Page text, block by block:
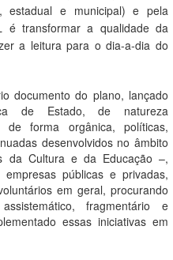
estadual e municipal) e pela
é transformar a qualidade da
a leitura para o dia-a-dia do
documento do plano, lançado
de Estado, de natureza
de forma orgânica, políticas,
desenvolvidos no âmbito
da Cultura e da Educação –,
públicas e privadas,
em geral, procurando
fragmentário e
essas iniciativas em